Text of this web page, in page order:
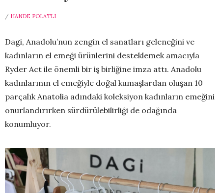
/ HANDE POLATLI
Dagi, Anadolu’nun zengin el sanatları geleneğini ve
kadınların el emeği ürünlerini desteklemek amacıyla
Ryder Act ile önemli bir iş birliğine imza attı. Anadolu
kadınlarının el emeğiyle doğal kumaşlardan oluşan 10
parçalık Anatolia adındaki koleksiyon kadınların emeğini
onurlandırırken sürdürülebilirliği de odağında
konumluyor.